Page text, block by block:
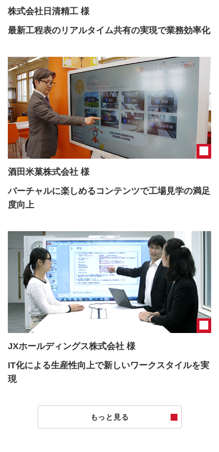
株式会社日清精工 様
最新工程表のリアルタイム共有の実現で業務効率化
酒田米菓株式会社 様
バーチャルに楽しめるコンテンツで工場見学の満足
度向上
JXホールディングス株式会社 様
IT化による生産性向上で新しいワークスタイルを実
現
もっと見る